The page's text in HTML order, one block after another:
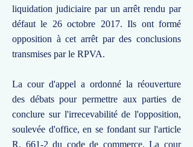
liquidation judiciaire par un arrêt rendu par
défaut le 26 octobre 2017. Ils ont formé
opposition à cet arrêt par des conclusions
transmises par le RPVA.
La cour d'appel a ordonné la réouverture
des débats pour permettre aux parties de
conclure sur l'irrecevabilité de l'opposition,
soulevée d'office, en se fondant sur l'article
R. 661-2 du code de commerce. La cour